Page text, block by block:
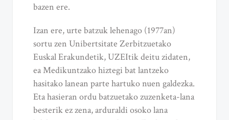
bazen ere.
Izan ere, urte batzuk lehenago (1977an)
sortu zen Unibertsitate Zerbitzuetako
Euskal Erakundetik, UZEItik deitu zidaten,
ea Medikuntzako hiztegi bat lantzeko
hasitako lanean parte hartuko nuen galdezka.
Eta hasieran ordu batzuetako zuzenketa-lana
besterik ez zena, arduraldi osoko lana